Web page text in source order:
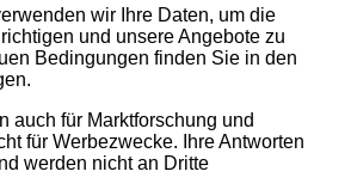
wir Ihre Daten, um die
und unsere Angebote zu
Bedingungen finden Sie in den
auch für Marktforschung und
für Werbezwecke. Ihre Antworten
werden nicht an Dritte